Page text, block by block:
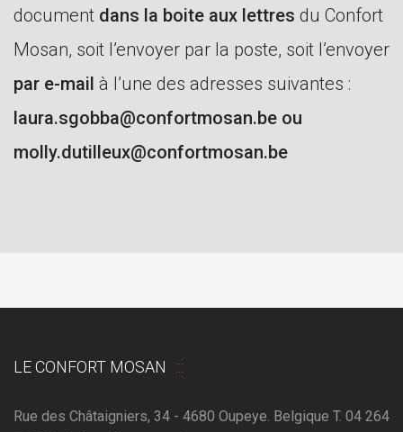
document dans la boite aux lettres du Confort
Mosan, soit l’envoyer par la poste, soit l’envoyer
par e-mail à l’une des adresses suivantes :
laura.sgobba@confortmosan.be ou
molly.dutilleux@confortmosan.be
LE CONFORT MOSAN
Rue des Châtaigniers, 34 - 4680 Oupeye. Belgique T. 04 264